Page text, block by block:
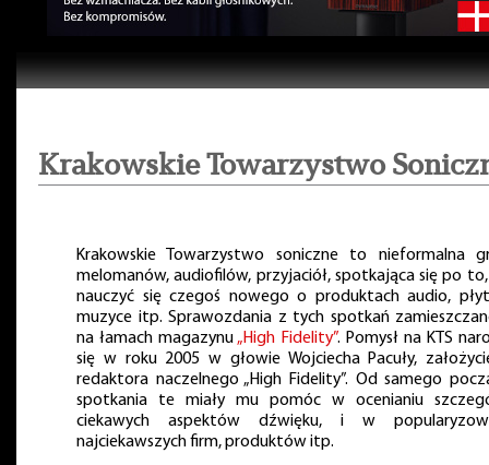
Krakowskie Towarzystwo
Krakowskie Towarzystwo soniczne to nieformalna
melomanów, audiofilów, przyjaciół, spotkająca się po
nauczyć się czegoś nowego o produktach audio,
muzyce itp. Sprawozdania z tych spotkań
na łamach magazynu „High Fidelity”. Pomysł na KTS
się w roku 2005 w głowie Wojciecha Pacuły,
redaktora naczelnego „High Fidelity”. Od samego
spotkania te miały mu pomóc w ocenianiu
ciekawych aspektów dźwięku, i w
najciekawszych firm, produktów itp.